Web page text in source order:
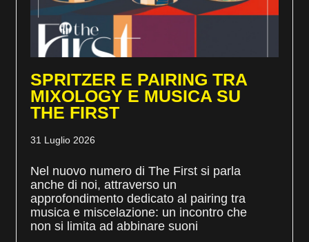
SPRITZER E PAIRING TRA
MIXOLOGY E MUSICA SU
THE FIRST
31 Luglio 2026
Nel nuovo numero di The First si parla
anche di noi, attraverso un
approfondimento dedicato al pairing tra
musica e miscelazione: un incontro che
non si limita ad abbinare suoni